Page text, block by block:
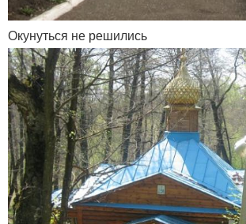
Окунуться не решились